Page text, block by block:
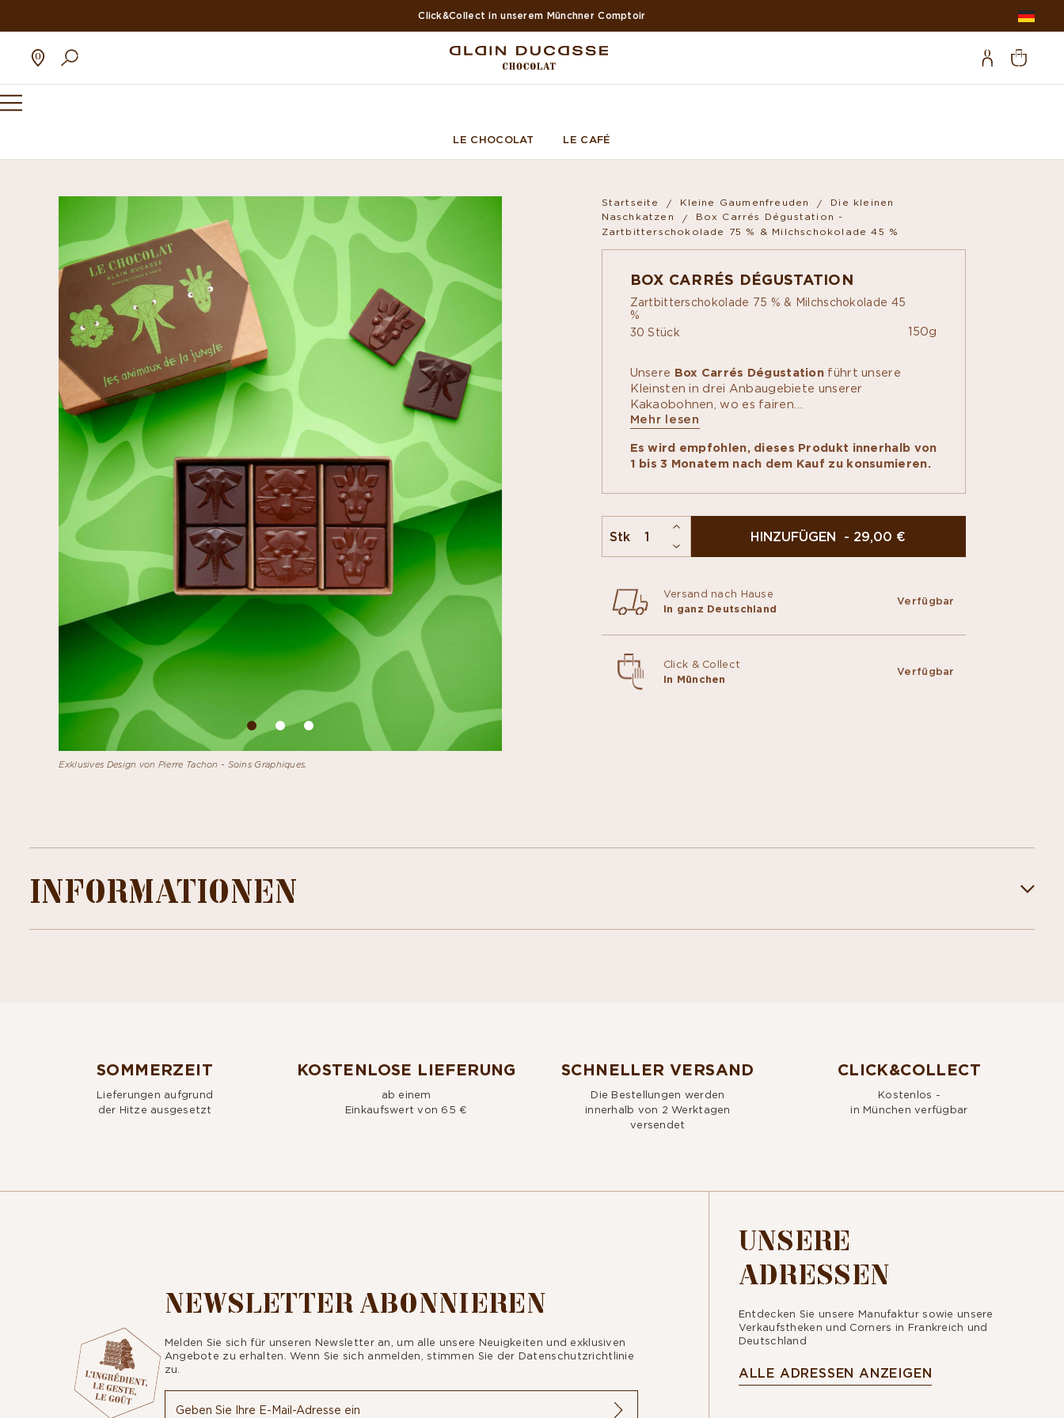
Click&Collect in unserem Münchner Comptoir
LE CHOCOLAT LE CAFÉ
Exklusives Design von Pierre Tachon - Soins Graphiques.
Startseite Kleine Gaumenfreuden
Die kleinen
Naschkatzen
Box Carrés Dégustation -
Zartbitterschokolade 75 % & Milchschokolade 45 %
BOX CARRÉS DÉGUSTATION
Zartbitterschokolade 75 % & Milchschokolade 45
%
30 Stück
150g
Unsere Box Carrés Dégustation führt unsere
Kleinsten in drei Anbaugebiete unserer
Kakaobohnen, wo es fairen
Schokoladengeschmack zu entdecken gibt:
können die kleinen Naschkatzen auf spielerische
Weise dank unseren Dschungeltieren ein
Handwerks entwickeln. Diese Box ist ideal zum
Naschen zwischendurch geeignet!
Mehr lesen
Es wird empfohlen, dieses Produkt innerhalb von
1 bis 3 Monatem nach dem Kauf zu konsumieren.
Stk HINZUFÜGEN - 29,00 €
Versand nach Hause
In ganz Deutschland
Verfügbar
Click & Collect
In München
Verfügbar
INFORMATIONEN
SOMMERZEIT
Lieferungen aufgrund
der Hitze ausgesetzt
KOSTENLOSE LIEFERUNG
ab einem
Einkaufswert von 65 €
SCHNELLER VERSAND
Die Bestellungen werden
innerhalb von 2 Werktagen
versendet
CLICK&COLLECT
Kostenlos -
in München verfügbar
NEWSLETTER ABONNIEREN
Melden Sie sich für unseren Newsletter an, um alle unsere Neuigkeiten und exklusiven
Angebote zu erhalten. Wenn Sie sich anmelden, stimmen Sie der Datenschutzrichtlinie
zu.
UNSERE
ADRESSEN
Entdecken Sie unsere Manufaktur sowie unsere
Verkaufstheken und Corners in Frankreich und
Deutschland
ALLE ADRESSEN ANZEIGEN